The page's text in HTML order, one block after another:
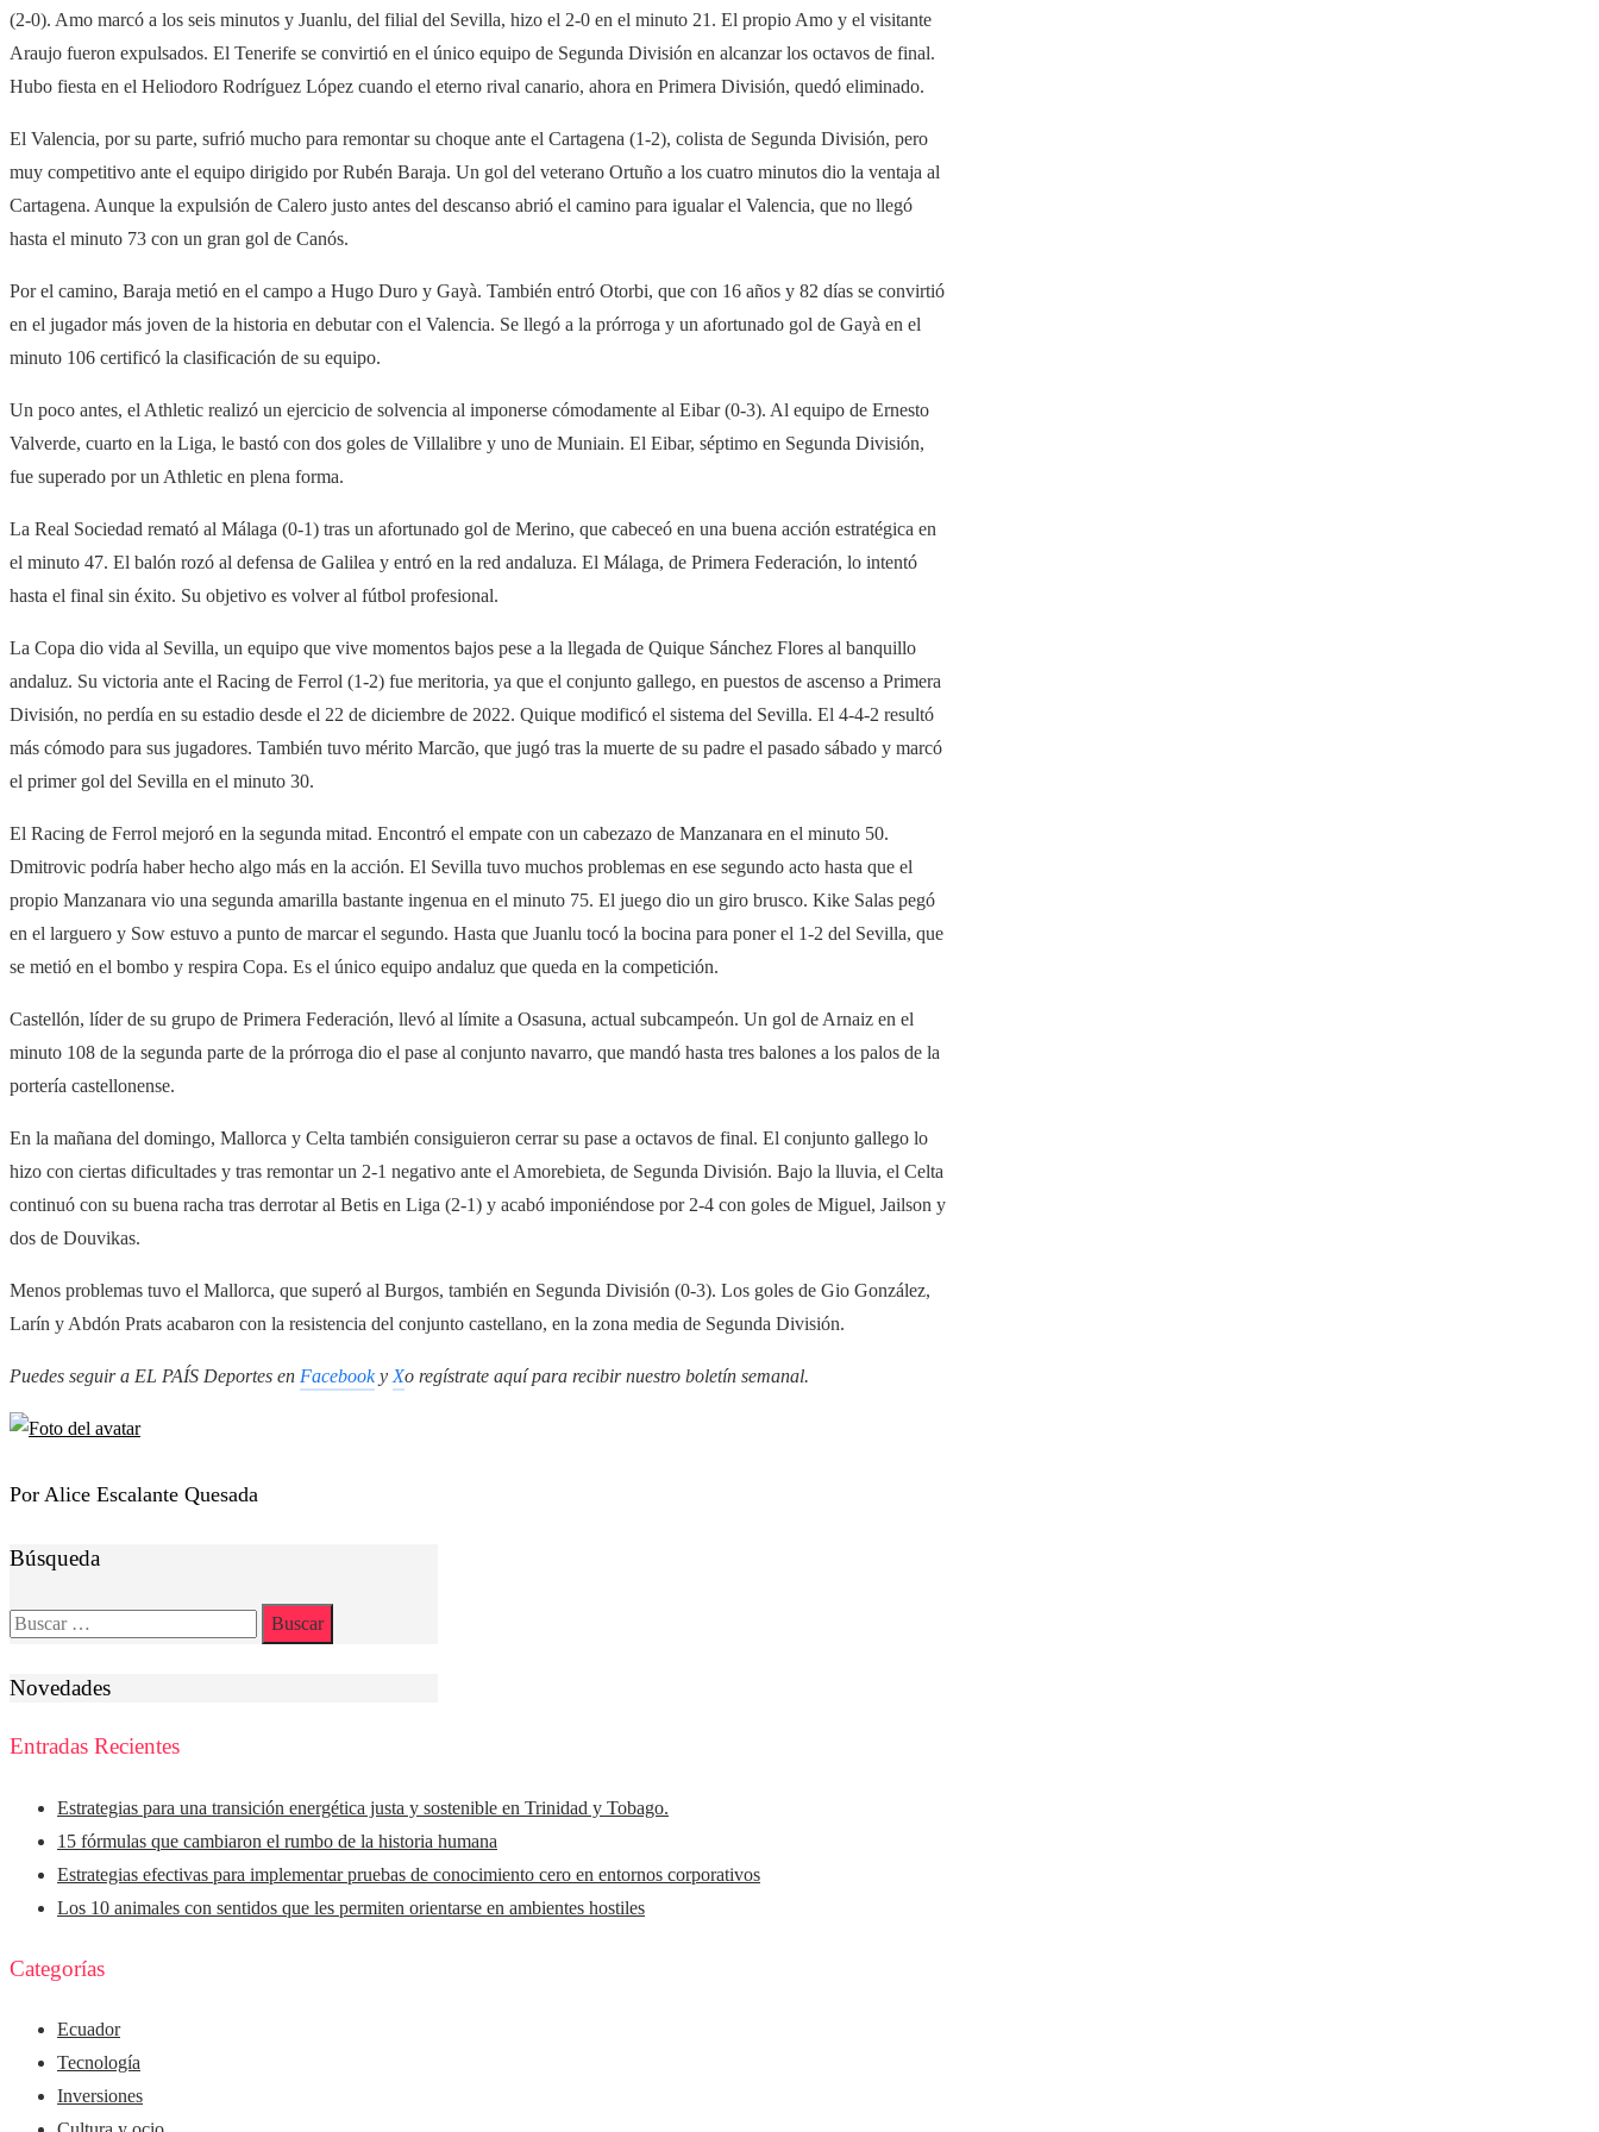
(2-0). Amo marcó a los seis minutos y Juanlu, del filial del Sevilla, hizo el 2-0 en el minuto 21. El propio Amo y el visitante
Araujo fueron expulsados. El Tenerife se convirtió en el único equipo de Segunda División en alcanzar los octavos de final.
Hubo fiesta en el Heliodoro Rodríguez López cuando el eterno rival canario, ahora en Primera División, quedó eliminado.
El Valencia, por su parte, sufrió mucho para remontar su choque ante el Cartagena (1-2), colista de Segunda División, pero
muy competitivo ante el equipo dirigido por Rubén Baraja. Un gol del veterano Ortuño a los cuatro minutos dio la ventaja al
Cartagena. Aunque la expulsión de Calero justo antes del descanso abrió el camino para igualar el Valencia, que no llegó
hasta el minuto 73 con un gran gol de Canós.
Por el camino, Baraja metió en el campo a Hugo Duro y Gayà. También entró Otorbi, que con 16 años y 82 días se convirtió
en el jugador más joven de la historia en debutar con el Valencia. Se llegó a la prórroga y un afortunado gol de Gayà en el
minuto 106 certificó la clasificación de su equipo.
Un poco antes, el Athletic realizó un ejercicio de solvencia al imponerse cómodamente al Eibar (0-3). Al equipo de Ernesto
Valverde, cuarto en la Liga, le bastó con dos goles de Villalibre y uno de Muniain. El Eibar, séptimo en Segunda División,
fue superado por un Athletic en plena forma.
La Real Sociedad remató al Málaga (0-1) tras un afortunado gol de Merino, que cabeceó en una buena acción estratégica en
el minuto 47. El balón rozó al defensa de Galilea y entró en la red andaluza. El Málaga, de Primera Federación, lo intentó
hasta el final sin éxito. Su objetivo es volver al fútbol profesional.
La Copa dio vida al Sevilla, un equipo que vive momentos bajos pese a la llegada de Quique Sánchez Flores al banquillo
andaluz. Su victoria ante el Racing de Ferrol (1-2) fue meritoria, ya que el conjunto gallego, en puestos de ascenso a Primera
División, no perdía en su estadio desde el 22 de diciembre de 2022. Quique modificó el sistema del Sevilla. El 4-4-2 resultó
más cómodo para sus jugadores. También tuvo mérito Marcão, que jugó tras la muerte de su padre el pasado sábado y marcó
el primer gol del Sevilla en el minuto 30.
El Racing de Ferrol mejoró en la segunda mitad. Encontró el empate con un cabezazo de Manzanara en el minuto 50.
Dmitrovic podría haber hecho algo más en la acción. El Sevilla tuvo muchos problemas en ese segundo acto hasta que el
propio Manzanara vio una segunda amarilla bastante ingenua en el minuto 75. El juego dio un giro brusco. Kike Salas pegó
en el larguero y Sow estuvo a punto de marcar el segundo. Hasta que Juanlu tocó la bocina para poner el 1-2 del Sevilla, que
se metió en el bombo y respira Copa. Es el único equipo andaluz que queda en la competición.
Castellón, líder de su grupo de Primera Federación, llevó al límite a Osasuna, actual subcampeón. Un gol de Arnaiz en el
minuto 108 de la segunda parte de la prórroga dio el pase al conjunto navarro, que mandó hasta tres balones a los palos de la
portería castellonense.
En la mañana del domingo, Mallorca y Celta también consiguieron cerrar su pase a octavos de final. El conjunto gallego lo
hizo con ciertas dificultades y tras remontar un 2-1 negativo ante el Amorebieta, de Segunda División. Bajo la lluvia, el Celta
continuó con su buena racha tras derrotar al Betis en Liga (2-1) y acabó imponiéndose por 2-4 con goles de Miguel, Jailson y
dos de Douvikas.
Menos problemas tuvo el Mallorca, que superó al Burgos, también en Segunda División (0-3). Los goles de Gio González,
Larín y Abdón Prats acabaron con la resistencia del conjunto castellano, en la zona media de Segunda División.
Puedes seguir a EL PAÍS Deportes en Facebooky Xo regístrate aquí para recibirnuestro boletín semanal.
Por Alice Escalante Quesada
Búsqueda
Buscar:
Novedades
Entradas Recientes
Estrategias para una transición energética justa y sostenible en Trinidad y Tobago.
15 fórmulas que cambiaron el rumbo de la historia humana
Estrategias efectivas para implementar pruebas de conocimiento cero en entornos corporativos
Los 10 animales con sentidos que les permiten orientarse en ambientes hostiles
Categorías
Ecuador
Tecnología
Inversiones